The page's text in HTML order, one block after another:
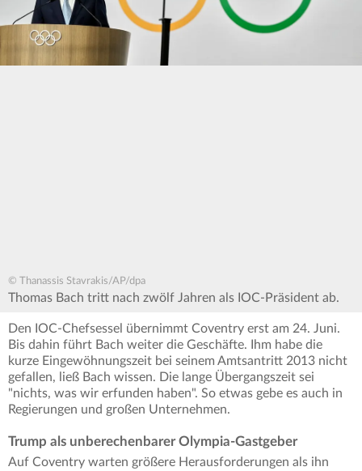
© Thanassis Stavrakis/AP/dpa
Thomas Bach tritt nach zwölf Jahren als IOC-Präsident ab.
Den IOC-Chefsessel übernimmt Coventry erst am 24. Juni.
Bis dahin führt Bach weiter die Geschäfte. Ihm habe die
kurze Eingewöhnungszeit bei seinem Amtsantritt 2013 nicht
gefallen, ließ Bach wissen. Die lange Übergangszeit sei
"nichts, was wir erfunden haben". So etwas gebe es auch in
Regierungen und großen Unternehmen.
Trump als unberechenbarer Olympia-Gastgeber
Auf Coventry warten größere Herausforderungen als ihn